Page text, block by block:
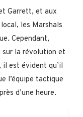
Garrett, et aux
les Marshals
Cependant,
sur la révolution et
il est évident qu’il
l’équipe tactique
d’une heure.